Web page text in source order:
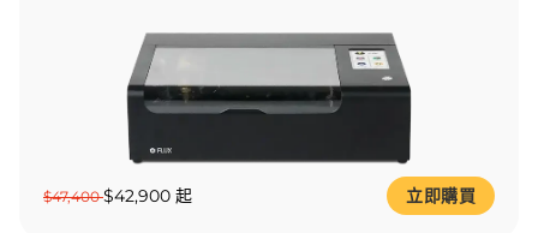
$47,400$42,900 起 立即購買